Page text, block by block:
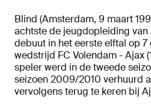
Blind (Amsterdam, 9 maart
achtste de jeugdopleiding van
debuut in het eerste elftal op
wedstrijd FC Volendam - Ajax
speler werd in de tweede
seizoen 2009/2010 verhuurd
vervolgens terug te keren bij